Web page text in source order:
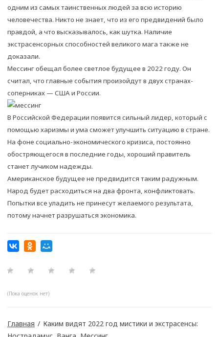
одним из самых таинственных людей за всю историю
человечества. Никто не знает, что из его предвидений было
правдой, а что высказывалось, как шутка. Наличие
экстрасенсорных способностей великого мага также не
доказали.
Мессинг обещал более светлое будущее в 2022 году. Он
считал, что главные события произойдут в двух странах-
соперниках — США и России.
В Российской Федерации появится сильный лидер, который с
помощью харизмы и ума сможет улучшить ситуацию в стране.
На фоне социально-экономического кризиса, постоянно
обостряющегося в последние годы, хороший правитель
станет лучиком надежды.
Американское будущее не предвидится таким радужным.
Народ будет расходиться на два фронта, конфликтовать.
Попытки все уладить не принесут желаемого результата,
потому начнет разрушаться экономика.
(Пока оценок нет)
Главная / Каким видят 2022 год мистики и экстрасенсы: